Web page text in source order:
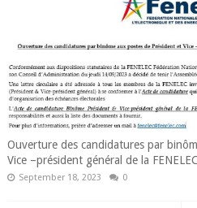
Ouverture des candidatures par
Vice –président général de la
September 18, 2023 0